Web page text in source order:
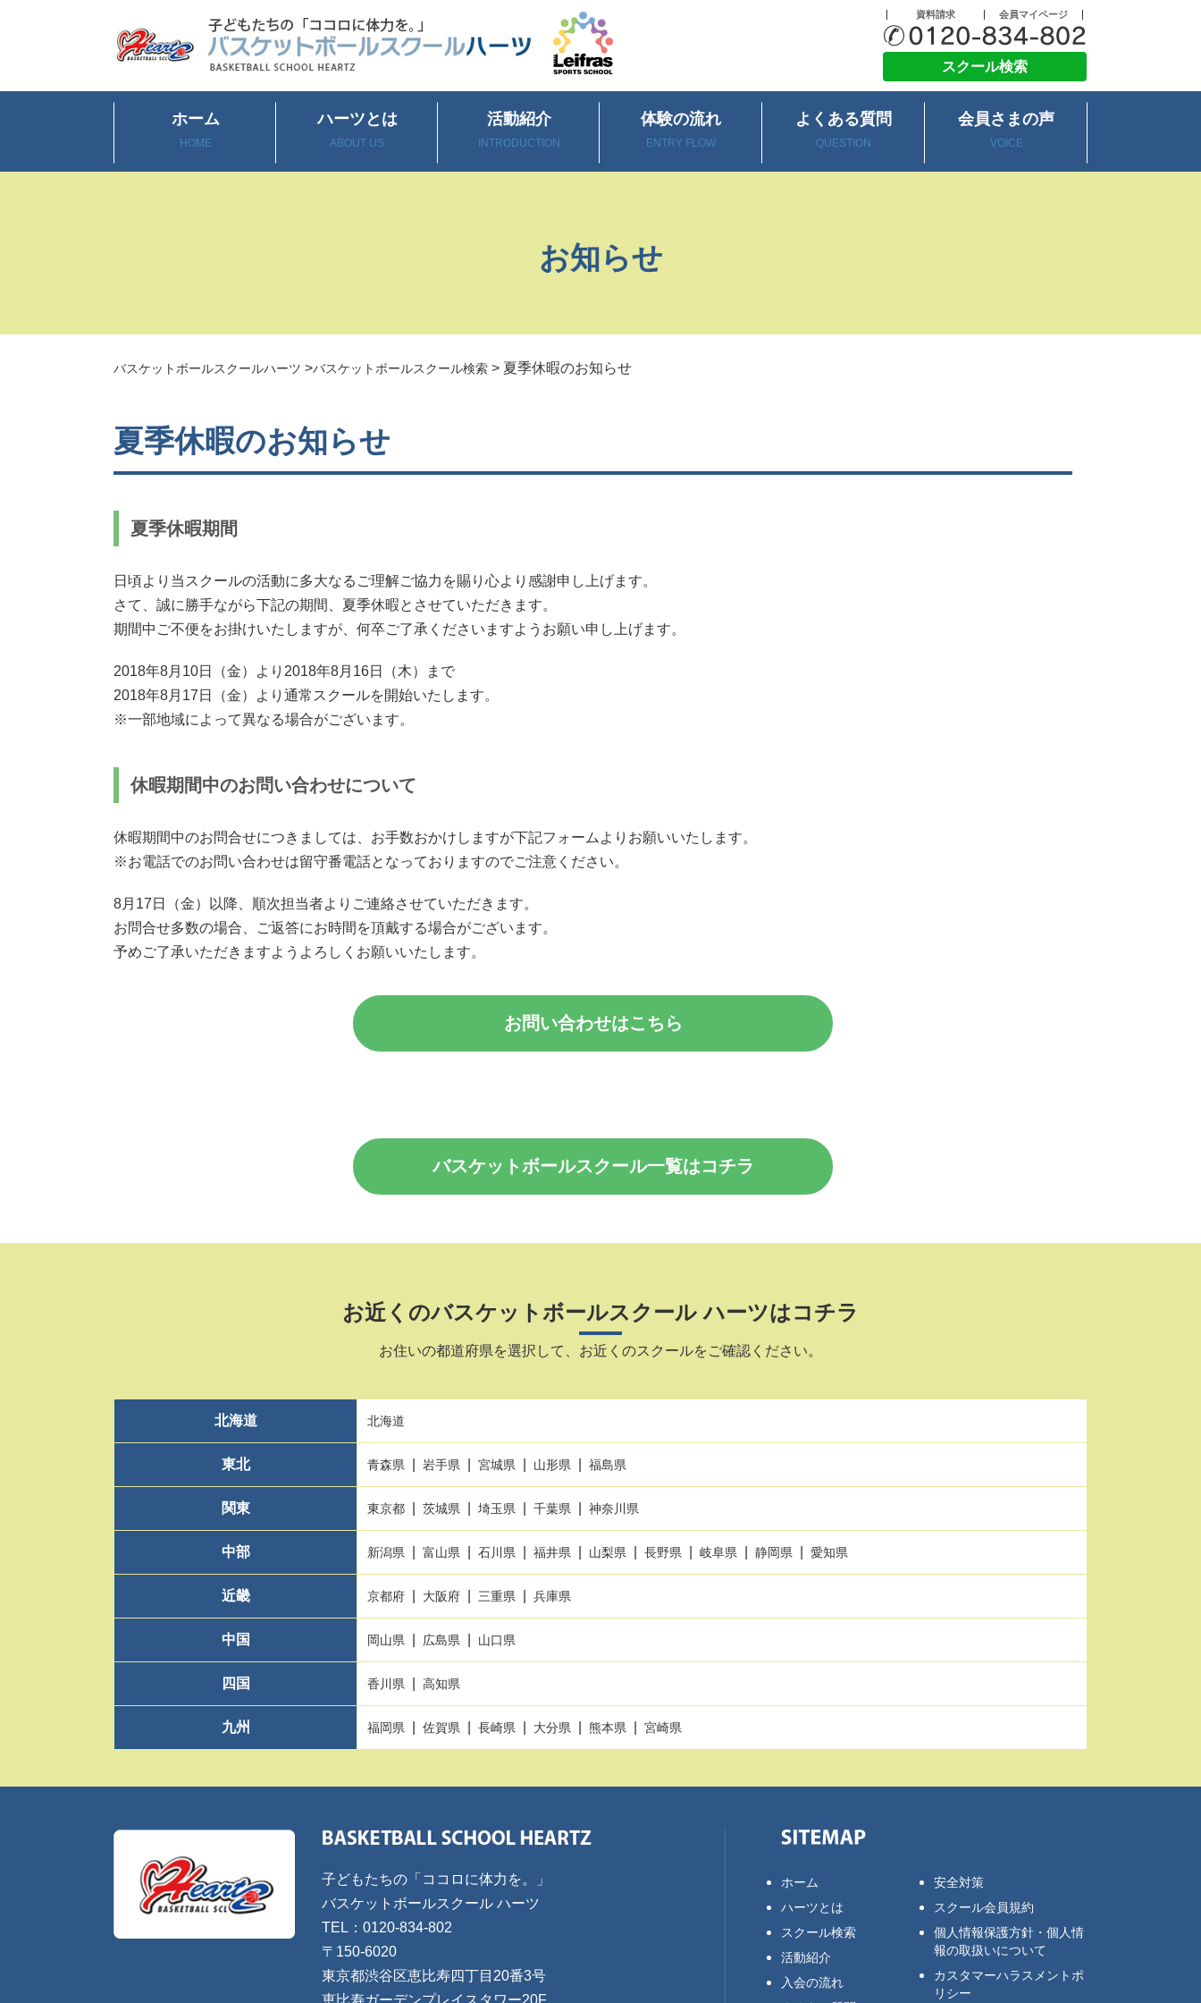
資料請求 会員マイページ
スクール検索
ホーム
HOME
ハーツとは
ABOUT US
活動紹介
INTRODUCTION
体験の流れ
ENTRY FLOW
よくある質問
QUESTION
会員さまの声
VOICE
お知らせ
バスケットボールスクールハーツ >バスケットボールスクール検索 > 夏季休暇のお知らせ
夏季休暇のお知らせ
夏季休暇期間
日頃より当スクールの活動に多大なるご理解ご協力を賜り心より感謝申し上げます。
さて、誠に勝手ながら下記の期間、夏季休暇とさせていただきます。
期間中ご不便をお掛けいたしますが、何卒ご了承くださいますようお願い申し上げます。
2018年8月10日（金）より2018年8月16日（木）まで
2018年8月17日（金）より通常スクールを開始いたします。
※一部地域によって異なる場合がございます。
休暇期間中のお問い合わせについて
休暇期間中のお問合せにつきましては、お手数おかけしますが下記フォームよりお願いいたします。
※お電話でのお問い合わせは留守番電話となっておりますのでご注意ください。
8月17日（金）以降、順次担当者よりご連絡させていただきます。
お問合せ多数の場合、ご返答にお時間を頂戴する場合がございます。
予めご了承いただきますようよろしくお願いいたします。
お問い合わせはこちら
バスケットボールスクール一覧はコチラ
お近くのバスケットボールスクール ハーツはコチラ
お住いの都道府県を選択して、お近くのスクールをご確認ください。
北海道 北海道
東北 青森県 岩手県 宮城県 山形県 福島県
関東 東京都 茨城県 埼玉県 千葉県 神奈川県
中部 新潟県 富山県 石川県 福井県 山梨県 長野県 岐阜県 静岡県 愛知県
近畿 京都府 大阪府 三重県 兵庫県
中国 岡山県 広島県 山口県
四国 香川県 高知県
九州 福岡県 佐賀県 長崎県 大分県 熊本県 宮崎県
子どもたちの「ココロに体力を。」
バスケットボールスクール ハーツ
TEL：0120-834-802
〒150-6020
東京都渋谷区恵比寿四丁目20番3号
恵比寿ガーデンプレイスタワー20F
ホーム
ハーツとは
スクール検索
活動紹介
入会の流れ
安全対策
スクール会員規約
個人情報保護方針・個人情
報の取扱いについて
カスタマーハラスメントポ
リシー